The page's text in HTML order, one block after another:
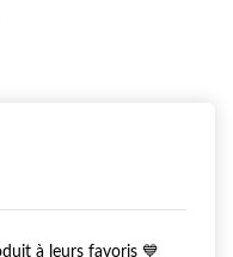
à leurs favoris 💙